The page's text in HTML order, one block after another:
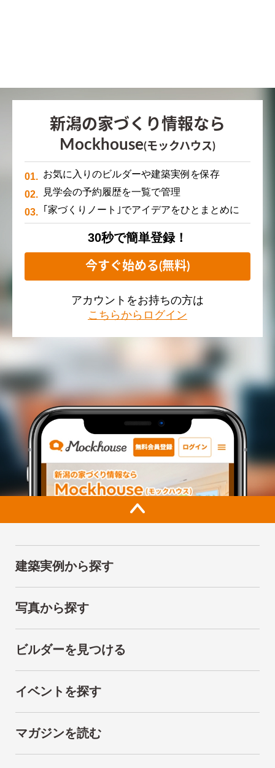
新潟の家づくり情報なら
Mockhouse(モックハウス)
お気に入りのビルダーや建築実例を保存
見学会の予約履歴を一覧で管理
｢家づくりノート｣でアイデアをひとまとめに
30秒で簡単登録！
今すぐ始める(無料)
アカウントをお持ちの方は
こちらからログイン
建築実例から探す
写真から探す
ビルダーを見つける
イベントを探す
マガジンを読む